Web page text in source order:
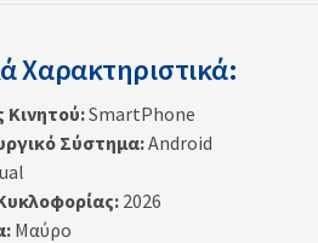
Χαρακτηριστικά:
Κινητού:SmartPhone
Σύστημα:Android
2026
Μαύρο